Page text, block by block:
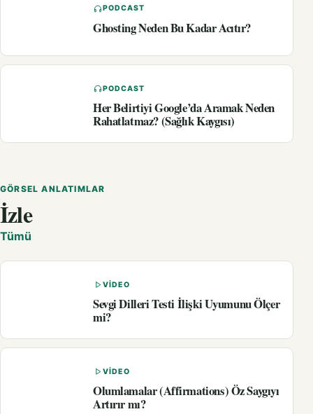
PODCAST
Ghosting Neden Bu Kadar Acıtır?
PODCAST
Her Belirtiyi Google’da Aramak Neden
Rahatlatmaz? (Sağlık Kaygısı)
GÖRSEL ANLATIMLAR
İzle
Tümü
VIDEO
Sevgi Dilleri Testi İlişki Uyumunu Ölçer
mi?
VIDEO
Olumlamalar (Affirmations) Öz Saygıyı
Artırır mı?